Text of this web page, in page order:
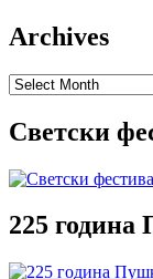
Archives
Archives
Светски
225